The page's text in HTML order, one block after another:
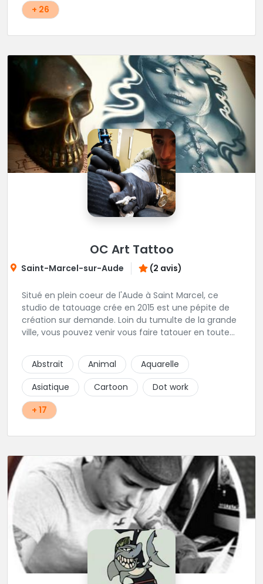
+ 26
OC Art Tattoo
Saint-Marcel-sur-Aude (2 avis)
Situé en plein coeur de l'Aude à Saint Marcel, ce
studio de tatouage crée en 2015 est une pépite de
création sur demande. Loin du tumulte de la grande
ville, vous pouvez venir vous faire tatouer en toute
projet avec Alex. Une superbe adresse dans l'aude.
Abstrait Animal
Aquarelle
Asiatique
Cartoon
Dot work
+ 17